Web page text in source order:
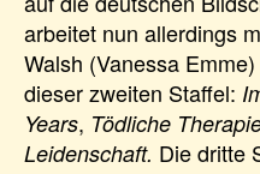
arbeitet nun allerdings
Walsh (Vanessa
dieser zweiten Staffel:
Years, Tödliche
Leidenschaft. Die dritte